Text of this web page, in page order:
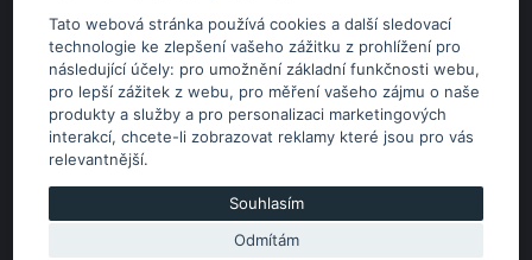
Tato webová stránka používá cookies a další sledovací
technologie ke zlepšení vašeho zážitku z prohlížení pro
následující účely: pro umožnění základní funkčnosti webu,
pro lepší zážitek z webu, pro měření vašeho zájmu o naše
produkty a služby a pro personalizaci marketingových
interakcí,chcete-li zobrazovat reklamy které jsou pro vás
relevantnější.
Souhlasím
Odmítám
JAZYK
Kč €
Copyright © 2026 SubaruSTI.cz. Všechna práva vyhrazena.